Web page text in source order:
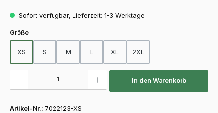
Sofort verfügbar, Lieferzeit: 1-3 Werktage
Größeauswählen
XS S M L XL 2XL
In den Warenkorb
Artikel-Nr.: 7022123-XS